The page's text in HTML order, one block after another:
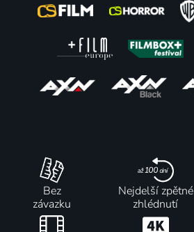
Bez
závazku
Nejdelší zpětné
zhlédnutí